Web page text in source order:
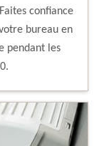
confiance
bureau en
pendant les